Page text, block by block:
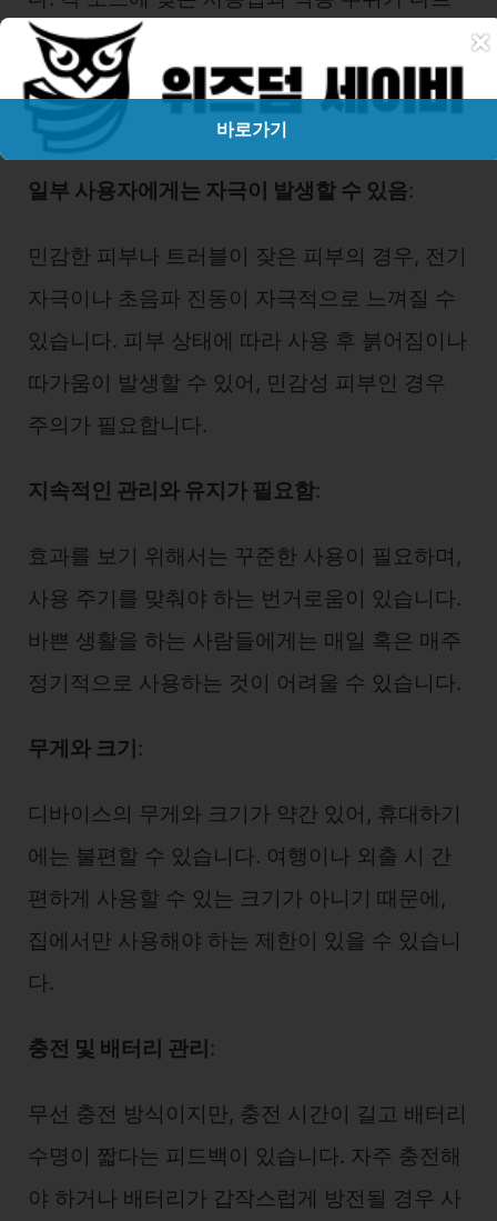
기 때문에, 매뉴얼을 충분히 숙지해야 하며, 초
보자에게는 적응하는 데 시간이 필요할 수 있습
니다.
일부 사용자에게는 자극이 발생할 수 있음:
민감한 피부나 트러블이 잦은 피부의 경우, 전기
자극이나 초음파 진동이 자극적으로 느껴질 수
있습니다. 피부 상태에 따라 사용 후 붉어짐이나
따가움이 발생할 수 있어, 민감성 피부인 경우
주의가 필요합니다.
지속적인 관리와 유지가 필요함:
효과를 보기 위해서는 꾸준한 사용이 필요하며,
사용 주기를 맞춰야 하는 번거로움이 있습니다.
바쁜 생활을 하는 사람들에게는 매일 혹은 매주
정기적으로 사용하는 것이 어려울 수 있습니다.
무게와 크기 :
디바이스의 무게와 크기가 약간 있어, 휴대하기
에는 불편할 수 있습니다. 여행이나 외출 시 간
편하게 사용할 수 있는 크기가 아니기 때문에,
집에서만 사용해야 하는 제한이 있을 수 있습니
다.
충전 및 배터리 관리 :
무선 충전 방식이지만, 충전 시간이 길고 배터리
수명이 짧다는 피드백이 있습니다. 자주 충전해
야 하거나 배터리가 갑작스럽게 방전될 경우 사
×
바로가기